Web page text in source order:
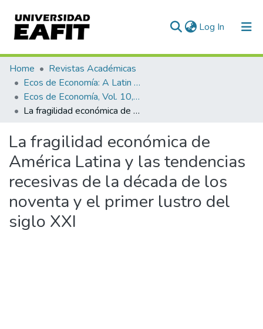
Log In (current)
Communities & Collections
All of DSpace
Statistics
Home
Revistas Académicas
Ecos de Economía: A Latin American Journal of Applied Economics
Ecos de Economía, Vol. 10, No. 22 (2006)
La fragilidad económica de América Latina y las tendencias recesivas de la década de los noventa y el primer lustro del siglo XXI
La fragilidad económica de
América Latina y las tendencias
recesivas de la década de los
noventa y el primer lustro del
siglo XXI